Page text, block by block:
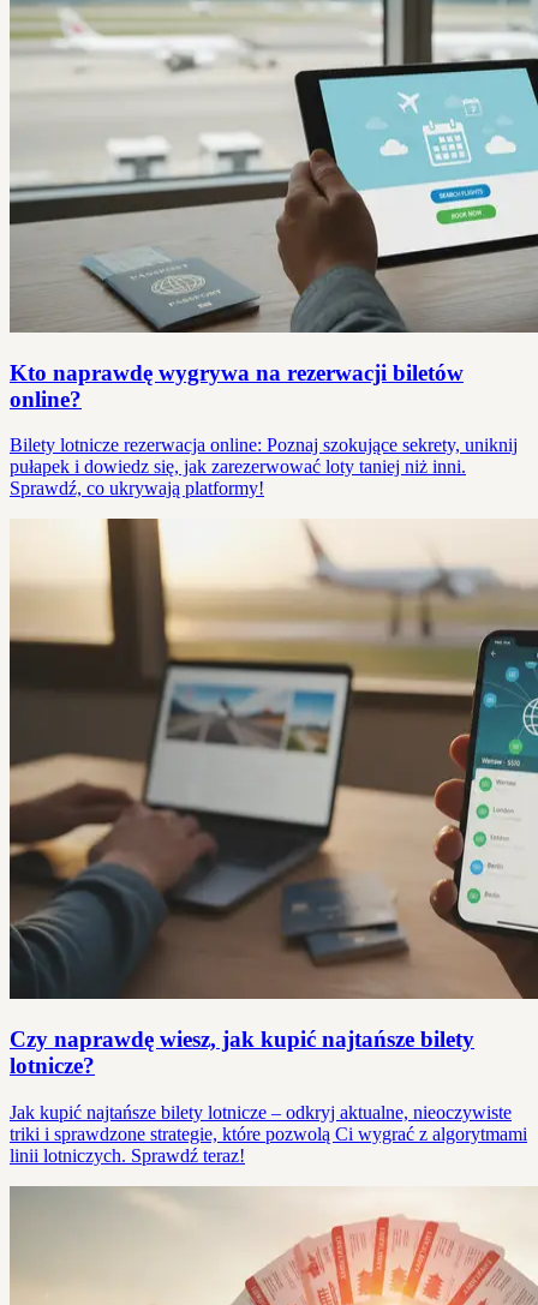
Kto naprawdę wygrywa na rezerwacji biletów
online?
Bilety lotnicze rezerwacja online: Poznaj szokujące sekrety, uniknij
pułapek i dowiedz się, jak zarezerwować loty taniej niż inni.
Sprawdź, co ukrywają platformy!
Czy naprawdę wiesz, jak kupić najtańsze bilety
lotnicze?
Jak kupić najtańsze bilety lotnicze – odkryj aktualne, nieoczywiste
triki i sprawdzone strategie, które pozwolą Ci wygrać z algorytmami
linii lotniczych. Sprawdź teraz!